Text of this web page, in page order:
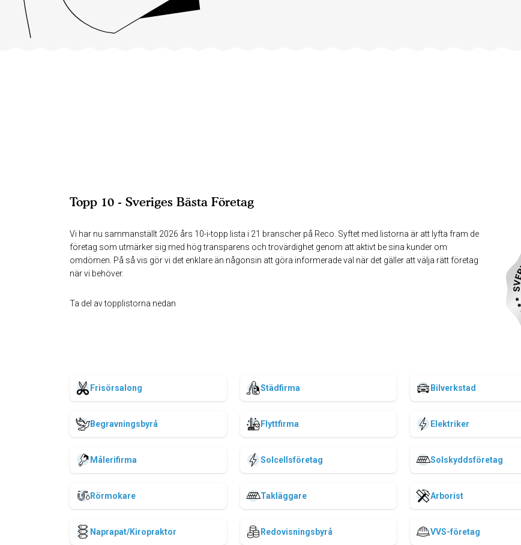
Topp 10 - Sveriges Bästa Företag
Vi har nu sammanställt 2026 års 10-i-topp lista i 21 branscher på Reco. Syftet med listorna är att lyfta fram de
företag som utmärker sig med hög transparens och trovärdighet genom att aktivt be sina kunder om
omdömen. På så vis gör vi det enklare än någonsin att göra informerade val när det gäller att välja rätt företag
när vi behöver.
Ta del av topplistorna nedan
Frisörsalong Städfirma Bilverkstad
Begravningsbyrå Flyttfirma Elektriker
Målerifirma Solcellsföretag Solskyddsföretag
Rörmokare Takläggare Arborist
Naprapat/Kiropraktor Redovisningsbyrå VVS-företag